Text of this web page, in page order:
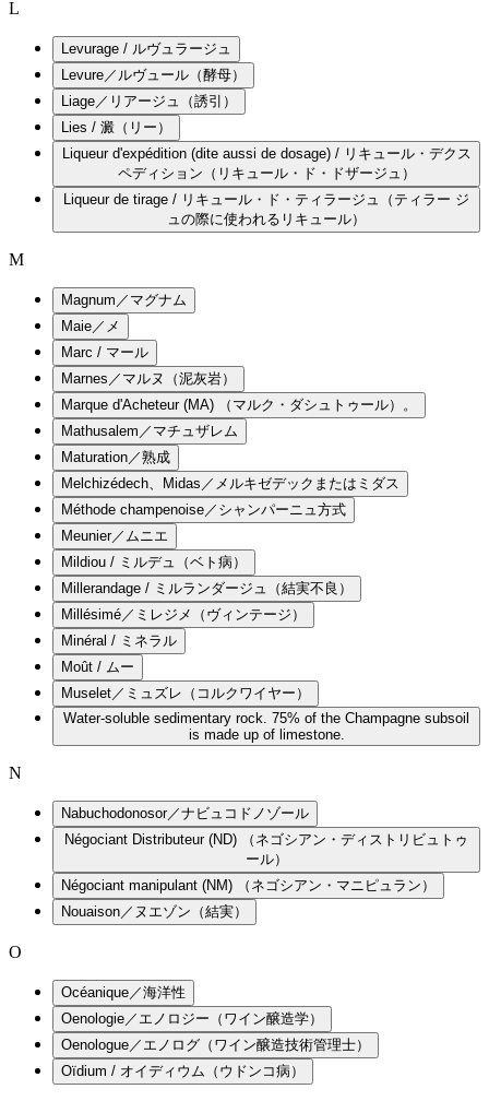
L
Levurage / ルヴュラージュ
Levure／ルヴュール（酵母）
Liage／リアージュ（誘引）
Lies / 澱（リー）
Liqueur d'expédition (dite aussi de dosage) / リキュール・デクス
ペディション（リキュール・ド・ドザージュ）
Liqueur de tirage / リキュール・ド・ティラージュ（ティラー ジ
ュの際に使われるリキュール）
M
Magnum／マグナム
Maie／メ
Marc / マール
Marnes／マルヌ（泥灰岩）
Marque d'Acheteur (MA) （マルク・ダシュトゥール）。
Mathusalem／マチュザレム
Maturation／熟成
Melchizédech、Midas／メルキゼデックまたはミダス
Méthode champenoise／シャンパーニュ方式
Meunier／ムニエ
Mildiou / ミルデュ（ベト病）
Millerandage / ミルランダージュ（結実不良）
Millésimé／ミレジメ（ヴィンテージ）
Minéral / ミネラル
Moût / ムー
Muselet／ミュズレ（コルクワイヤー）
Water-soluble sedimentary rock. 75% of the Champagne subsoil
is made up of limestone.
N
Nabuchodonosor／ナビュコドノゾール
Négociant Distributeur (ND) （ネゴシアン・ディストリビュトゥ
ール）
Négociant manipulant (NM) （ネゴシアン・マニピュラン）
Nouaison／ヌエゾン（結実）
O
Océanique／海洋性
Oenologie／エノロジー（ワイン醸造学）
Oenologue／エノログ（ワイン醸造技術管理士）
Oïdium / オイディウム（ウドンコ病）